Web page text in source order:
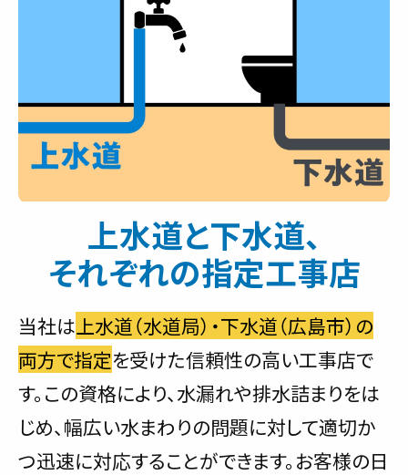
上水道と下水道、
それぞれの指定工事店
当社は 上水道（水道局）・下水道（広島市）の
両方で指定を受けた信頼性の高い工事店で
す。この資格により、水漏れや排水詰まりをは
じめ、幅広い水まわりの問題に対して適切か
つ迅速に対応することができます。お客様の日